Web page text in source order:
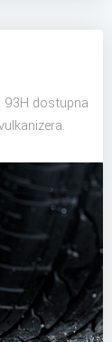
93H dostupna